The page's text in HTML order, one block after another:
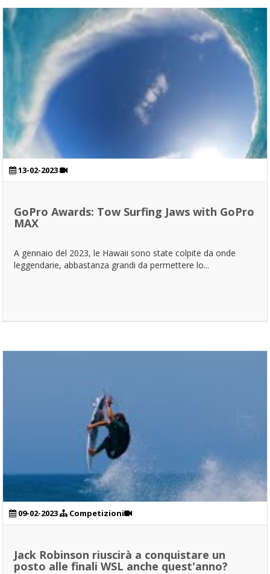
13-02-2023
GoPro Awards: Tow Surfing Jaws with GoPro
MAX
A gennaio del 2023, le Hawaii sono state colpite da onde
leggendarie, abbastanza grandi da permettere lo...
09-02-2023 Competizioni
Jack Robinson riuscirà a conquistare un
posto alle finali WSL anche quest'anno?